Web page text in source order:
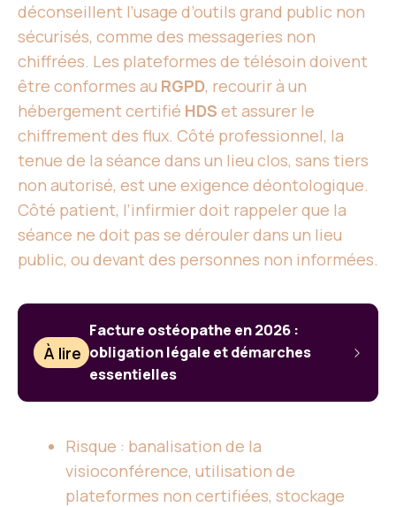
déconseillent l’usage d’outils grand public non
sécurisés, comme des messageries non
chiffrées. Les plateformes de télésoin doivent
être conformes au RGPD, recourir à un
hébergement certifié HDS et assurer le
chiffrement des flux. Côté professionnel, la
tenue de la séance dans un lieu clos, sans tiers
non autorisé, est une exigence déontologique.
Côté patient, l’infirmier doit rappeler que la
séance ne doit pas se dérouler dans un lieu
public, ou devant des personnes non informées.
À lire
Facture ostéopathe en 2026 :
obligation légale et démarches
essentielles
Risque : banalisation de la
visioconférence, utilisation de
plateformes non certifiées, stockage